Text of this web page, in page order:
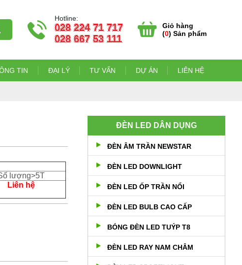
Hotline:
028 224 71 717
028 667 53 111
Giỏ hàng
(0) Sản phẩm
TIN ĐẠI LÝ TƯ VẤN DỰ ÁN LIÊN HỆ
lượng>5T
Liên hệ
ĐÈN LED DÂN DỤNG
ĐÈN ÂM TRẦN NEWSTAR
ĐÈN LED DOWNLIGHT
ĐÈN LED ỐP TRẦN NỔI
ĐÈN LED BULB CAO CẤP
BÓNG ĐÈN LED TUÝP T8
ĐÈN LED RAY NAM CHÂM